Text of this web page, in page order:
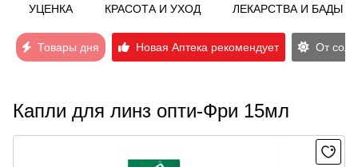
УЦЕНКА КРАСОТА И УХОД ЛЕКАРСТВА И БАДЫ
Товары дня Новая Аптека рекомендует От
Капли для линз опти-Фри 15мл